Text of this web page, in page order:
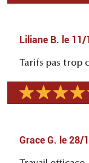
Liliane B. le 11/
Tarifs pas trop
Grace G. le 28/